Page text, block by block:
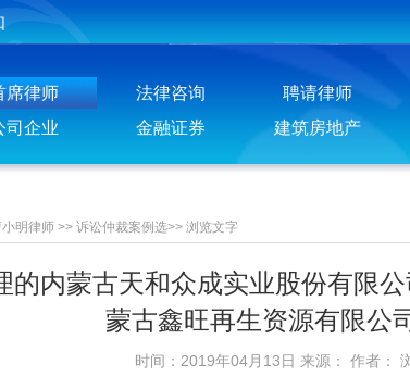
席律师 法律咨询 聘请律师
司企业 金融证券 建筑房地产
明律师 >> 诉讼仲裁案例选>> 浏览文字
的内蒙古天和众成实业股份有限
蒙古鑫旺再生资源有限公
时间：2019年04月13日 来源： 作者：